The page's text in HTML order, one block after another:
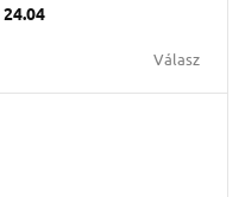
24.04
Válasz